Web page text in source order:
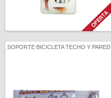
SOPORTE BICICLETA TECHO Y PARED